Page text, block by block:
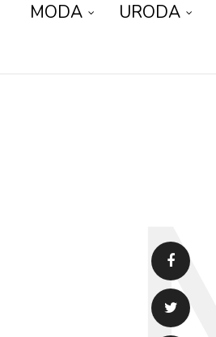
MODA URODA